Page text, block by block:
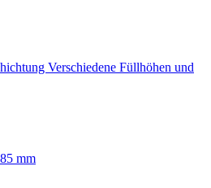
Verschiedene Füllhöhen und
mm